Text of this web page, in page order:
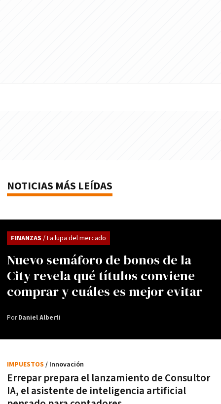
NOTICIAS MÁS LEÍDAS
Nuevo semáforo de bonos de la
City revela qué títulos conviene
comprar y cuáles es mejor evitar
FINANZAS / La lupa del mercado
PorDaniel Alberti
Errepar prepara el lanzamiento de Consultor
IA, el asistente de inteligencia artificial
IMPUESTOS / Innovación